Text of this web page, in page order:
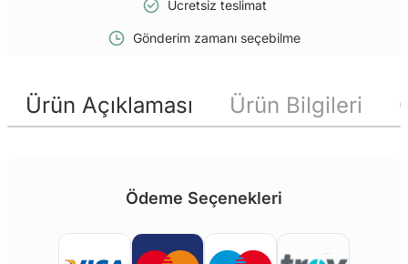
Ücretsiz teslimat
Gönderim zamanı seçebilme
Ürün Açıklaması Ürün Bilgileri
Ödeme Seçenekleri